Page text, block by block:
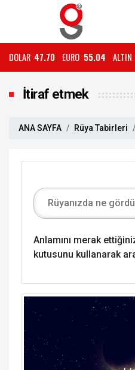
DOLAR 47.70 EURO 55.04 ALTIN
İtiraf etmek
ANA SAYFA Rüya Tabirleri
Anlamını merak
kutusunu kullanarak